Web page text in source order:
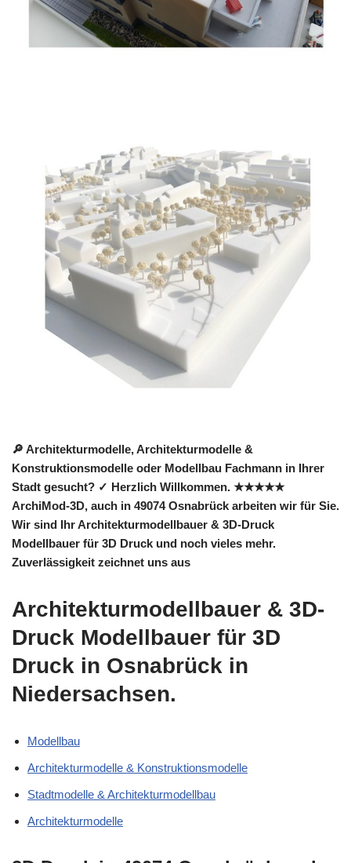
🔎 Architekturmodelle, Architekturmodelle &
Konstruktionsmodelle oder Modellbau Fachmann in Ihrer
Stadt gesucht? ✓ Herzlich Willkommen. ★★★★★
ArchiMod-3D, auch in 49074 Osnabrück arbeiten wir für Sie.
Wir sind Ihr Architekturmodellbauer & 3D-Druck
Modellbauer für 3D Druck und noch vieles mehr.
Zuverlässigkeit zeichnet uns aus
Architekturmodellbauer & 3D-
Druck Modellbauer für 3D
Druck in Osnabrück in
Niedersachsen.
Modellbau
Architekturmodelle & Konstruktionsmodelle
Stadtmodelle & Architekturmodellbau
Architekturmodelle